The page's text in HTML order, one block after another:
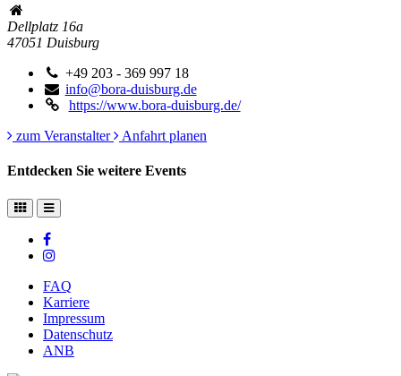
Dellplatz 16a
47051 Duisburg
+49 203 - 369 997 18
info@bora-duisburg.de
https://www.bora-duisburg.de/
zum Veranstalter
Anfahrt planen
Entdecken Sie weitere Events
FAQ
Karriere
Impressum
Datenschutz
ANB